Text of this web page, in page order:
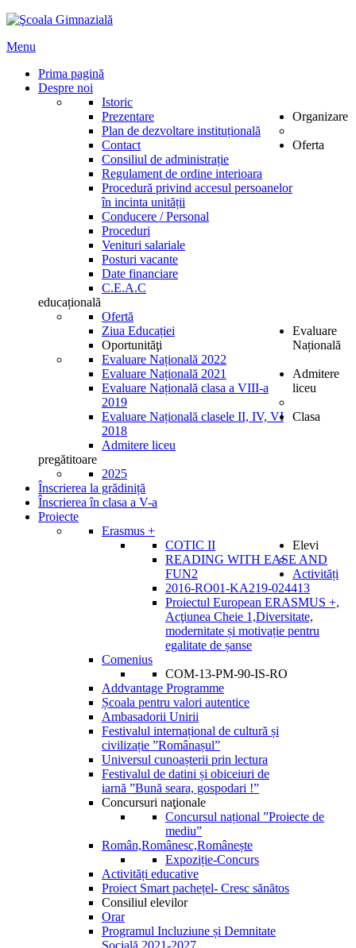
Menu
Prima pagină
Despre noi
Istoric
Prezentare
Plan de dezvoltare instituțională
Contact
Organizare
Consiliul de administrație
Regulament de ordine interioara
Procedură privind accesul persoanelor
în incinta unității
Conducere / Personal
Proceduri
Venituri salariale
Posturi vacante
Date financiare
C.E.A.C
Oferta
educațională
Ofertă
Ziua Educației
Oportunităţi
Evaluare
Națională
Evaluare Națională 2022
Evaluare Națională 2021
Evaluare Națională clasa a VIII-a
2019
Evaluare Națională clasele II, IV, VI
2018
Admitere
liceu
Admitere liceu
Clasa
pregătitoare
2025
Înscrierea la grădiniță
Înscrierea în clasa a V-a
Proiecte
Erasmus +
COTIC II
READING WITH EASE AND
FUN2
2016-RO01-KA219-024413
Proiectul European ERASMUS +,
Acţiunea Cheie 1,Diversitate,
modernitate și motivație pentru
egalitate de șanse
Comenius
COM-13-PM-90-IS-RO
Addvantage Programme
Școala pentru valori autentice
Ambasadorii Unirii
Festivalul internațional de cultură și
civilizație ”Românașul”
Universul cunoașterii prin lectura
Festivalul de datini și obiceiuri de
iarnă ”Bună seara, gospodari !”
Concursuri naţionale
Concursul național ”Proiecte de
mediu”
Român,Românesc,Românește
Expoziție-Concurs
Activități educative
Proiect Smart pachețel- Cresc sănătos
Elevi
Consiliul elevilor
Orar
Programul Incluziune și Demnitate
Socială 2021-2027
Activități